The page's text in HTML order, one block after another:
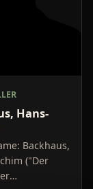
Hans-
Backhaus,
("Der